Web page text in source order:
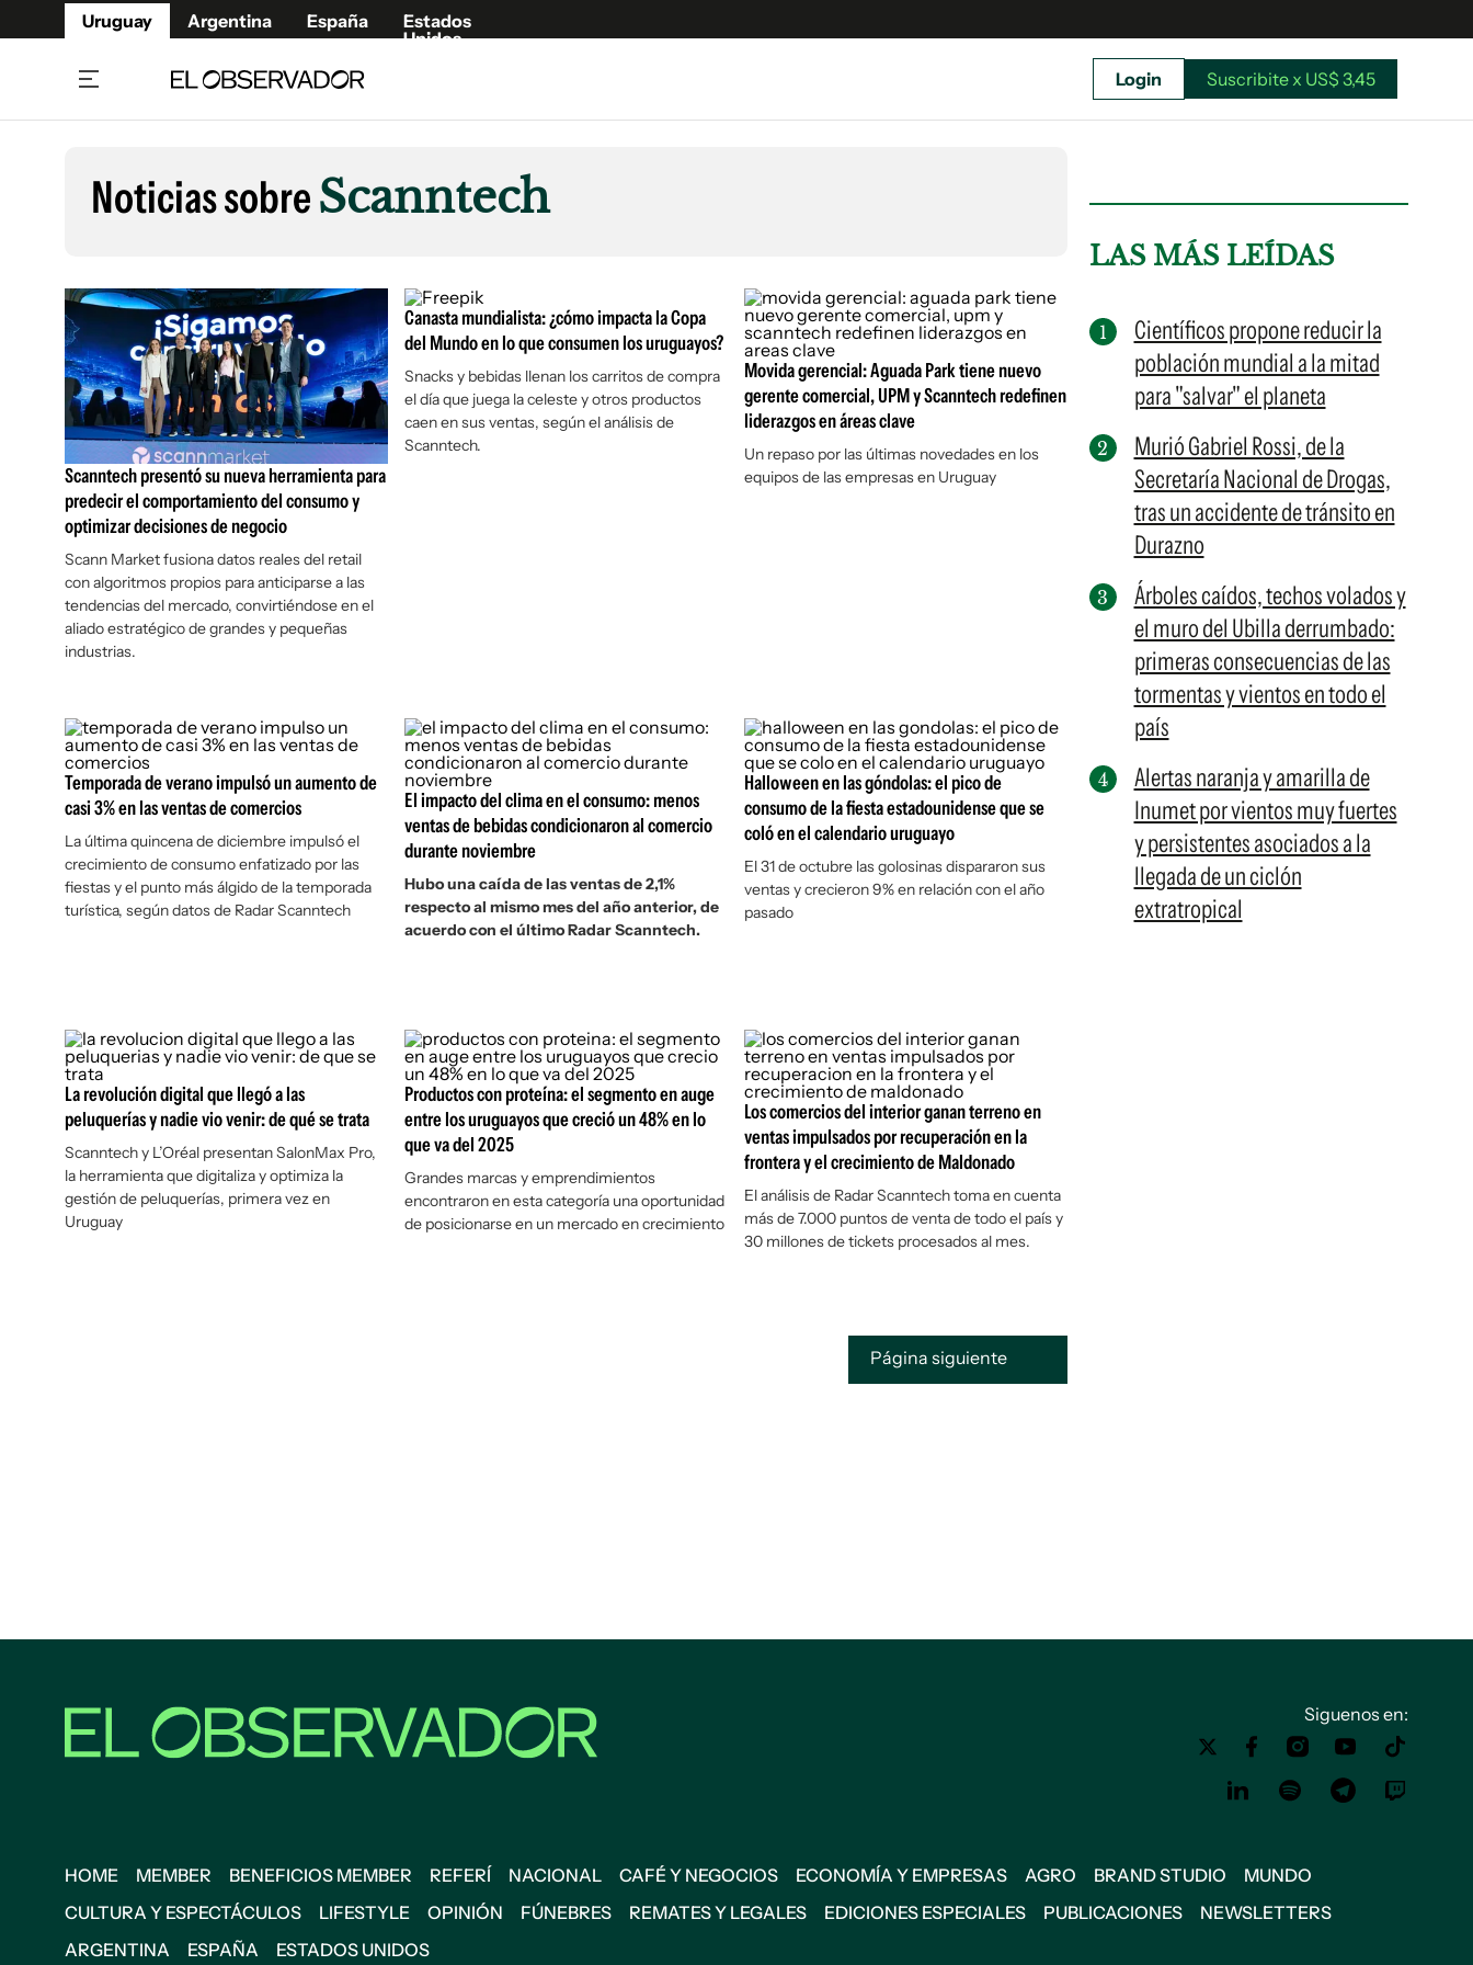
Uruguay Argentina España
Estados
Unidos
Beneficios Member
Café y Negocios
Economía y Empresas
Agro
Brand Studio
Mundo
Cultura y Espectáculos
Fúnebres
Publicaciones
Newsletters
Argentina
España
Estados Unidos
Suscribite x US$ 3,45
Login Suscribite x US$ 3,45
Noticias sobreScanntech
Scanntech presentó su nueva herramienta para
predecir el comportamiento del consumo y
optimizar decisiones de negocio
Scann Market fusiona datos reales del retail
con algoritmos propios para anticiparse a las
tendencias del mercado, convirtiéndose en el
aliado estratégico de grandes y pequeñas
industrias.
Canasta mundialista: ¿cómo impacta la Copa
del Mundo en lo que consumen los uruguayos?
Snacks y bebidas llenan los carritos de compra
el día que juega la celeste y otros productos
caen en sus ventas, según el análisis de
Scanntech.
Movida gerencial: Aguada Park tiene nuevo
gerente comercial, UPM y Scanntech redefinen
liderazgos en áreas clave
Un repaso por las últimas novedades en los
equipos de las empresas en Uruguay
Temporada de verano impulsó un aumento de
casi 3% en las ventas de comercios
La última quincena de diciembre impulsó el
crecimiento de consumo enfatizado por las
fiestas y el punto más álgido de la temporada
turística, según datos de Radar Scanntech
El impacto del clima en el consumo: menos
ventas de bebidas condicionaron al comercio
durante noviembre
Hubo una caída de las ventas de 2,1%
respecto al mismo mes del año anterior, de
acuerdo con el último Radar Scanntech.
Halloween en las góndolas: el pico de
consumo de la fiesta estadounidense que se
coló en el calendario uruguayo
El 31 de octubre las golosinas dispararon sus
ventas y crecieron 9% en relación con el año
pasado
La revolución digital que llegó a las
peluquerías y nadie vio venir: de qué se trata
Scanntech y L’Oréal presentan SalonMax Pro,
la herramienta que digitaliza y optimiza la
gestión de peluquerías, primera vez en
Uruguay
Productos con proteína: el segmento en auge
entre los uruguayos que creció un 48% en lo
que va del 2025
Grandes marcas y emprendimientos
encontraron en esta categoría una oportunidad
de posicionarse en un mercado en crecimiento
Los comercios del interior ganan terreno en
ventas impulsados por recuperación en la
frontera y el crecimiento de Maldonado
El análisis de Radar Scanntech toma en cuenta
más de 7.000 puntos de venta de todo el país y
30 millones de tickets procesados al mes.
Página siguiente
LAS MÁS LEÍDAS
Científicos propone reducir la
población mundial a la mitad
para "salvar" el planeta
Murió Gabriel Rossi, de la
Secretaría Nacional de Drogas,
tras un accidente de tránsito en
Durazno
Árboles caídos, techos volados y
el muro del Ubilla derrumbado:
primeras consecuencias de las
tormentas y vientos en todo el
país
Alertas naranja y amarilla de
Inumet por vientos muy fuertes
y persistentes asociados a la
llegada de un ciclón
extratropical
Siguenos en:
HOME MEMBER BENEFICIOS MEMBER REFERÍ NACIONAL CAFÉ Y NEGOCIOS ECONOMÍA Y EMPRESAS AGRO BRAND STUDIO
MUNDO
CULTURA Y ESPECTÁCULOS
LIFESTYLE OPINIÓN FÚNEBRES REMATES Y LEGALES EDICIONES ESPECIALES PUBLICACIONES
NEWSLETTERS
ARGENTINA
ESPAÑA ESTADOS UNIDOS